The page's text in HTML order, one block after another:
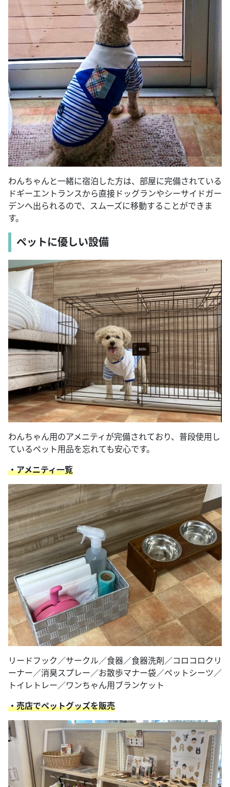
わんちゃんと一緒に宿泊した方は、部屋に完備されている
ドギーエントランスから直接ドッグランやシーサイドガー
デンへ出られるので、スムーズに移動することができま
す。
ペットに優しい設備
わんちゃん用のアメニティが完備されており、普段使用し
ているペット用品を忘れても安心です。
・アメニティ一覧
リードフック／サークル／食器／食器洗剤／コロコロクリ
ーナー／消臭スプレー／お散歩マナー袋／ペットシーツ／
トイレトレー／ワンちゃん用ブランケット
・売店でペットグッズを販売